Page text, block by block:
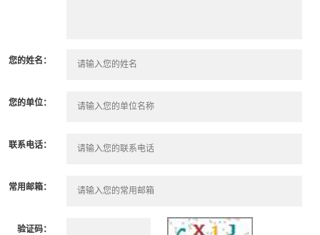
您的姓名：
您的单位：
联系电话：
常用邮箱：
验证码：